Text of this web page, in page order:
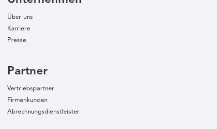
Über uns
Karriere
Presse
Partner
Vertriebspartner
Firmenkunden
Abrechnungsdienstleister